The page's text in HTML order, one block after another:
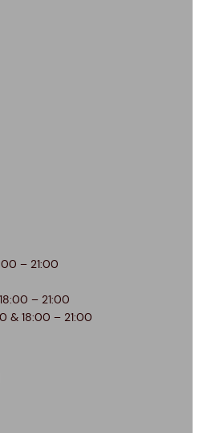
– 21:00
– 21:00
& 18:00 – 21:00